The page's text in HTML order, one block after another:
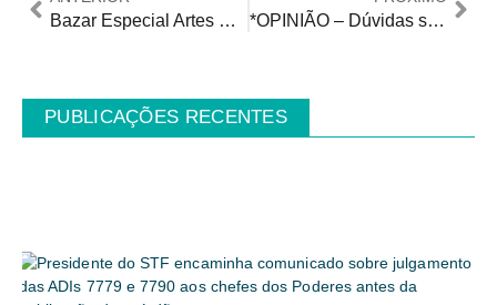
Bazar Especial Artes Práticas no Instituto Jô Clemente (IJC) *OPINIÃO – Dúvidas sobre classificação de deficiência leve, moderada ou severa (I)
PUBLICAÇÕES RECENTES